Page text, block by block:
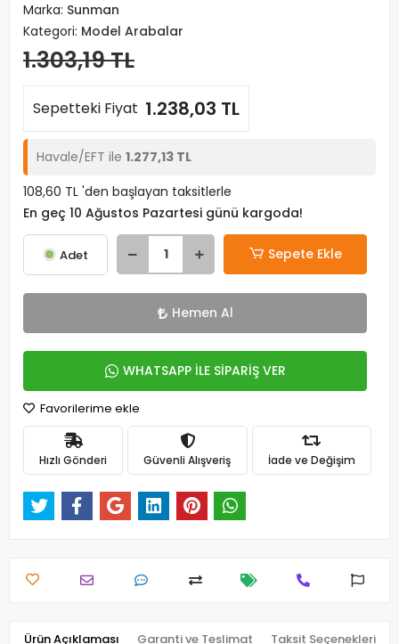
Marka: Sunman
Kategori: Model Arabalar
1.303,19 TL
Sepetteki Fiyat 1.238,03 TL
Havale/EFT ile 1.277,13 TL
108,60 TL 'den başlayan taksitlerle
En geç 10 Ağustos Pazartesi günü kargoda!
Adet Sepete Ekle
Hemen Al
WHATSAPP İLE SİPARİŞ VER
Favorilerime ekle
Hızlı Gönderi Güvenli Alışveriş İade ve Değişim
Ürün Açıklaması Garanti ve Teslimat Taksit Seçenekleri